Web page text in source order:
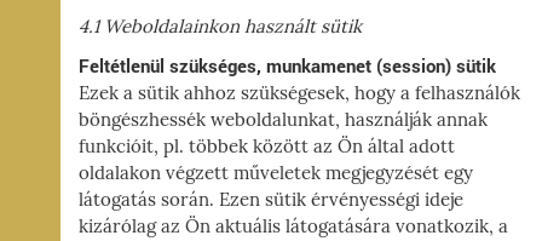
4.1 Weboldalainkon használt sütik
Feltétlenül szükséges, munkamenet (session) sütik
Ezek a sütik ahhoz szükségesek, hogy a felhasználók
böngészhessék weboldalunkat, használják annak
funkcióit, pl. többek között az Ön által adott
oldalakon végzett műveletek megjegyzését egy
látogatás során. Ezen sütik érvényességi ideje
kizárólag az Ön aktuális látogatására vonatkozik, a